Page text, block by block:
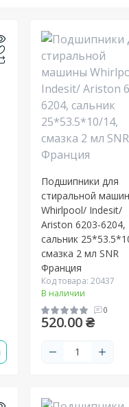
Подшипники для
стиральной
Whirlpool/ Indesit/
Ariston 6203-6204,
сальник
смазка 2 мл SNR
Франция
Код товара: 20437
В наличии
0
520.00 ₴